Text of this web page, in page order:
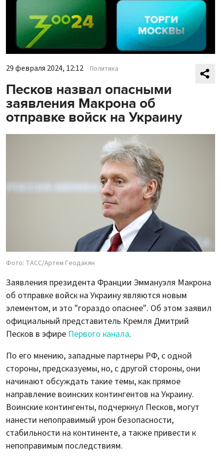
29 февраля 2024, 12:12 Политика
Песков назвал опасными
заявления Макрона об
отправке войск на Украину
Фото: ТАСС/Артем Геодакян
Заявления президента Франции Эммануэля Макрона
об отправке войск на Украину являются новым
элементом, и это "гораздо опаснее". Об этом заявил
официальный представитель Кремля Дмитрий
Песков в эфире Первого канала.
По его мнению, западные партнеры РФ, с одной
стороны, предсказуемы, но, с другой стороны, они
начинают обсуждать такие темы, как прямое
направление воинских контингентов на Украину.
Воинские контингенты, подчеркнул Песков, могут
нанести непоправимый урон безопасности,
стабильности на континенте, а также привести к
непоправимым последствиям.